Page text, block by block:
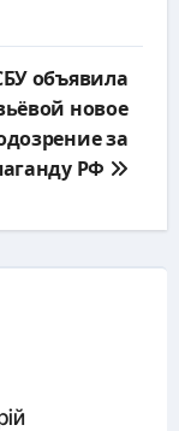
объявила
новое
за
РФ